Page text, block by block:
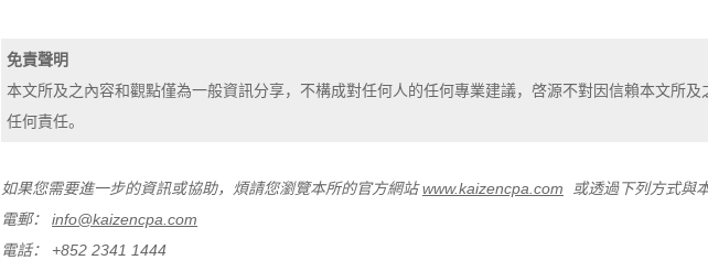
免責聲明
本文所及之內容和觀點僅為一般資訊分享，不構成對任何人的任何專業建議，啓源不對因信賴本文所
任何責任。
如果您需要進一步的資訊或協助，煩請您瀏覽本所的官方網站www.kaizencpa.com 或透過下列方式與
電郵： info@kaizencpa.com
電話： +852 2341 1444